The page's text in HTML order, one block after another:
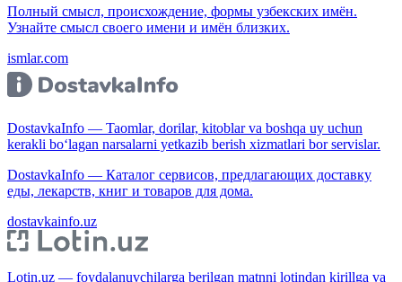
Полный смысл, происхождение, формы узбекских имён.
Узнайте смысл своего имени и имён близких.
ismlar.com
DostavkaInfo — Taomlar, dorilar, kitoblar va boshqa uy uchun
kerakli bo‘lagan narsalarni yetkazib berish xizmatlari bor servislar.
DostavkaInfo — Каталог сервисов, предлагающих доставку
еды, лекарств, книг и товаров для дома.
dostavkainfo.uz
Lotin.uz — foydalanuvchilarga berilgan matnni lotindan kirillga va